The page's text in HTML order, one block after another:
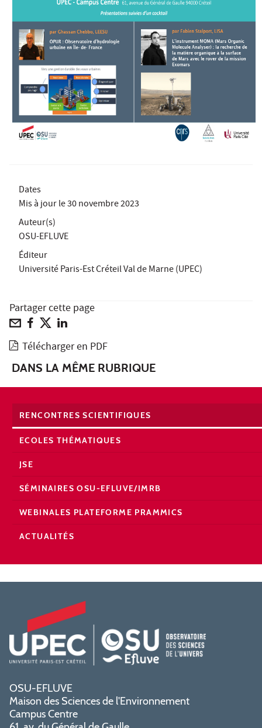
Dates
Mis à jour le30 novembre 2023
Auteur(s)
OSU-EFLUVE
Éditeur
Université Paris-Est Créteil Val de Marne (UPEC)
Partager cette page
Télécharger en PDF
DANS LA MÊME RUBRIQUE
RENCONTRES SCIENTIFIQUES
ECOLES THÉMATIQUES
JSE
SÉMINAIRES OSU-EFLUVE/IMRB
WEBINALES PLATEFORME PRAMMICS
ACTUALITÉS
OSU-EFLUVE
Maison des Sciences de l'Environnement
Campus Centre